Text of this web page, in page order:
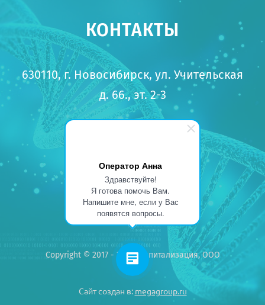
Оператор Анна
Здравствуйте!
Я готова помочь Вам.
Напишите мне, если у Вас
появятся вопросы.
КОНТАКТЫ
630110, г. Новосибирск, ул. Учительская
д. 66., эт. 2-3
Email:
hospitalisation@yandex.ru
Copyright © 2017 - 2026 Госпитализация, ООО
Сайт создан в: megagroup.ru